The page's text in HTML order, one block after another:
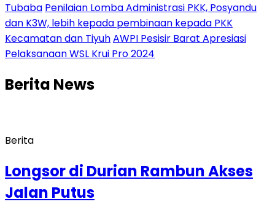
Tubaba Penilaian Lomba Administrasi PKK, Posyandu
dan K3W, lebih kepada pembinaan kepada PKK
Kecamatan dan TiyuhAWPI Pesisir Barat Apresiasi
Pelaksanaan WSL Krui Pro 2024
Berita News
Berita
Longsor di Durian Rambun Akses
Jalan Putus